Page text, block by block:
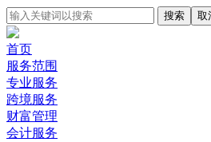
搜索 取
首页
服务范围
专业服务
跨境服务
财富管理
会计服务